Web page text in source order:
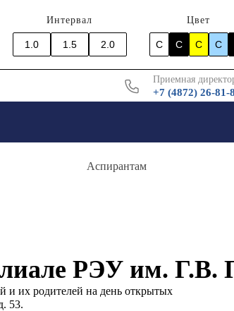
Интервал
1.0 1.5 2.0
Цвет
C C C C
Приемная
+7 (4872) 26-81-
Аспирантам
РЭУ им. Г.В.
и их родителей на день открытых
53.